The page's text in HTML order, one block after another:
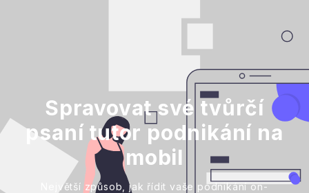
Spravovat své tvůrčí
psaní tutor podnikání na
mobil
Největší způsob, jak řídit vaše podnikání on-